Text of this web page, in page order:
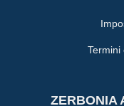
Termini
ZERBONIA